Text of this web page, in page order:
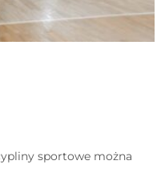
sportowe można